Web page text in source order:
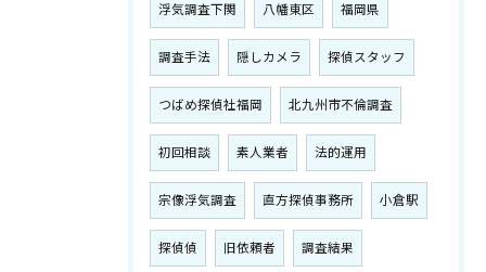
浮気調査下関 八幡東区 福岡県
調査手法 隠しカメラ 探偵スタッフ
つばめ探偵社福岡 北九州市不倫調査
初回相談 素人業者 法的運用
宗像浮気調査 直方探偵事務所 小倉駅
探偵偵 旧依頼者 調査結果